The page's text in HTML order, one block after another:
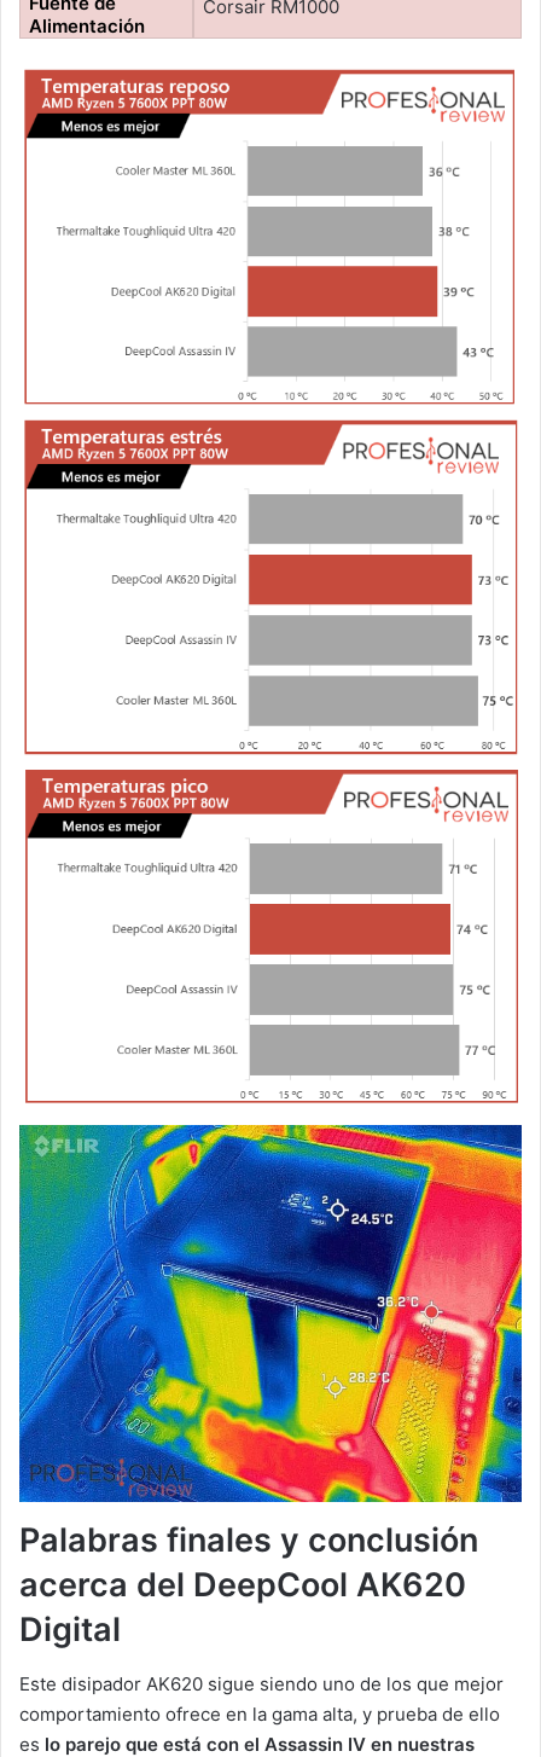
Alimentación
Corsair RM1000
Palabras finales y conclusión
acerca del DeepCool AK620
Digital
Este disipador AK620 sigue siendo uno de los que mejor
comportamiento ofrece en la gama alta, y prueba de ello
es lo parejo que está con el Assassin IV en nuestras